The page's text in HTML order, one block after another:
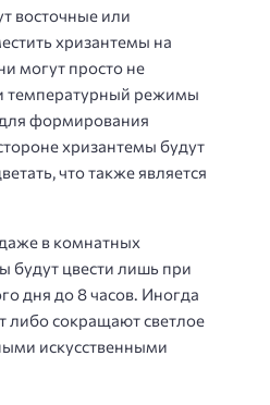
восточные или
хризантемы на
могут просто не
температурный режимы
формирования
хризантемы будут
что также является
в комнатных
будут цвести лишь при
дня до 8 часов. Иногда
либо сокращают светлое
искусственными